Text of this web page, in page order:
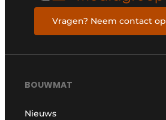
Vragen? Neem contact op
BOUWMAT
Nieuws